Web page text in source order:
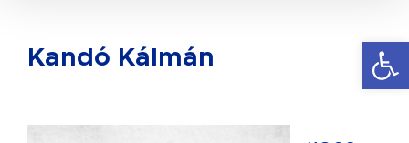
Kandó Kálmán